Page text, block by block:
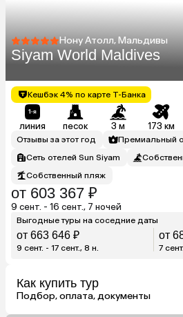
Нону Атолл, Мальдивы
Siyam World Maldives
Кешбэк 4% по карте Т-Банка
линия песок 3 м 173 км
Отзывы за этот год
Премиальный
Сеть отелей Sun Siyam
Собственный пляж
от 603 367 ₽
9 сент. - 16 сент., 7 ночей
Выгодные туры на соседние даты
от 663 646 ₽
9 сент. - 17 сент., 8 н.
от
7
Как купить тур
Подбор, оплата, документы